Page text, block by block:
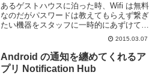
あるゲストハウスに泊った時、Wifi は無料
なのだがパスワードは教えてもらえず繋ぎ
たい機器をスタッフに一時的にあずけてパ
スワードを入力してもらうといった手順を
取った。何故このような手順を取っている
のかは不明だが自分のようにラップトップ
とスマ...
2015.03.07
Android の通知を纏めてくれるア
プリ Notification Hub